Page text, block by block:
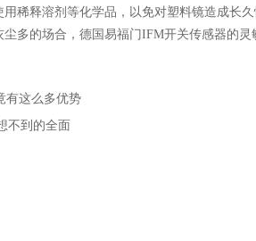
释溶剂等化学品，以免对塑料镜造成长久
的场合，德国易福门IFM开关传感器的灵
有这么多优势
不到的全面